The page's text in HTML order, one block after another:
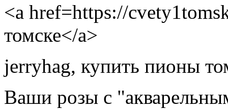
<a href=https://
томске</a>
jerryhag, купить пионы
Ваши розы с